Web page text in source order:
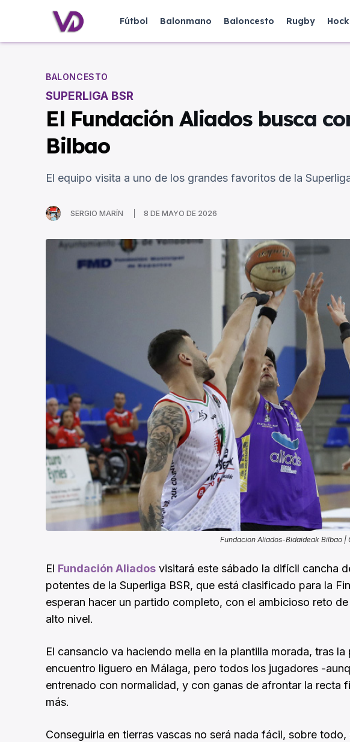
Fútbol Balonmano Baloncesto Rugby
BALONCESTO
SUPERLIGA BSR
El Fundación Aliados busca
Bilbao
El equipo visita a uno de los grandes favoritos de la
SERGIO MARÍN 8 DE MAYO DE 2026
Fundacion Aliados-Bidaideak Bilbao |
El Fundación Aliados visitará este sábado la difícil cancha
potentes de la Superliga BSR, que está clasificado para la
esperan hacer un partido completo, con el ambicioso reto
alto nivel.
El cansancio va haciendo mella en la plantilla morada, tras
encuentro liguero en Málaga, pero todos los jugadores -
entrenado con normalidad, y con ganas de afrontar la recta
más.
Conseguirla en tierras vascas no será nada fácil, sobre